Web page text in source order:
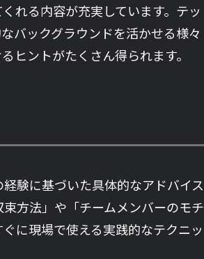
れる内容が充実しています。テッ
バックグラウンドを活かせる様々
ヒントがたくさん得られます。
験に基づいた具体的なアドバイス
方法」や「チームメンバーのモチ
に現場で使える実践的なテクニッ